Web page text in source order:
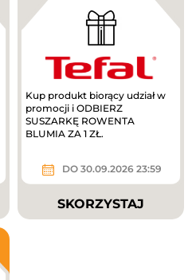
Kup produkt biorący udział w
promocji i ODBIERZ
SUSZARKĘ ROWENTA
BLUMIA ZA 1 ZŁ.
DO 30.09.2026 23:59
SKORZYSTAJ